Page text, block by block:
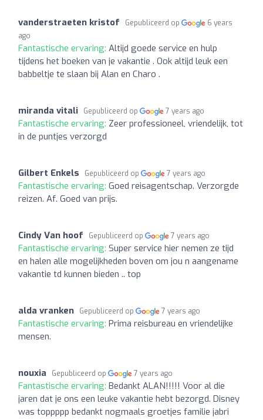
vanderstraeten kristof Gepubliceerd op
6 years
ago
Fantastische ervaring: Altijd goede service en hulp
tijdens het boeken van je vakantie . Ook altijd leuk een
babbeltje te slaan bij Alan en Charo .
miranda vitali Gepubliceerd op 7 years ago
Fantastische ervaring: Zeer professioneel, vriendelijk, tot
in de puntjes verzorgd
Gilbert Enkels Gepubliceerd op 7 years ago
Fantastische ervaring: Goed reisagentschap. Verzorgde
reizen. Af. Goed van prijs.
Cindy Van hoof Gepubliceerd op 7 years ago
Fantastische ervaring: Super service hier nemen ze tijd
en halen alle mogelijkheden boven om jou n aangename
vakantie td kunnen bieden .. top
alda vranken Gepubliceerd op 7 years ago
Fantastische ervaring: Prima reisbureau en vriendelijke
mensen.
nouxia Gepubliceerd op 7 years ago
Fantastische ervaring: Bedankt ALAN!!!!! Voor al die
jaren dat je ons een leuke vakantie hebt bezorgd. Disney
was toppppp bedankt nogmaals groetjes familie jabri